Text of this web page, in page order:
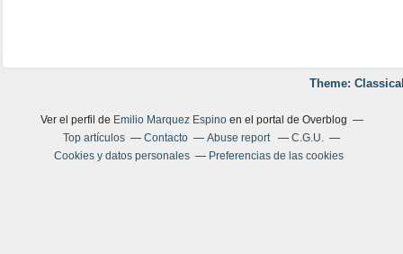
Theme:
Ver el perfil de Emilio Marquez Espinoen el portal de Overblog
Top artículos
Contacto Abuse report
C.G.U.
Cookies y datos personales
Preferencias de las cookies